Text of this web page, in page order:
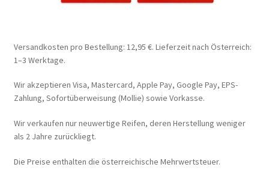
Versandkosten pro Bestellung: 12,95 €. Lieferzeit nach Österreich:
1–3 Werktage.
Wir akzeptieren Visa, Mastercard, Apple Pay, Google Pay, EPS-
Zahlung, Sofortüberweisung (Mollie) sowie Vorkasse.
Wir verkaufen nur neuwertige Reifen, deren Herstellung weniger
als 2 Jahre zurückliegt.
Die Preise enthalten die österreichische Mehrwertsteuer.